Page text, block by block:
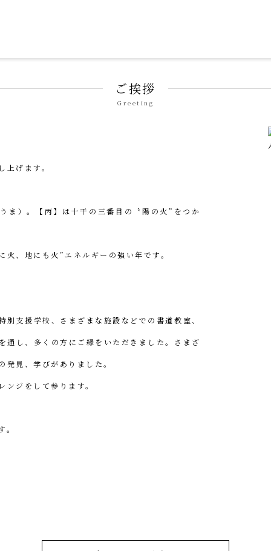
ご挨拶
Greeting
上げます。
ま）。【丙】は十干の三番目の〝陽の火”をつか
、地にも火”エネルギーの強い年です。
支援学校、さまざまな施設などでの書道教室、
通し、多くの方にご縁をいただきました。さまざ
発見、学びがありました。
ジをして参ります。
。